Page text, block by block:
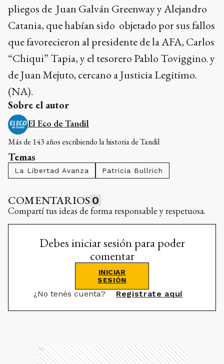
pliegos de Juan Galván Greenway y Alejandro
Catania, que habían sido objetado por sus fallos
que favorecieron al presidente de la AFA, Carlos
“Chiqui” Tapia, y el tesorero Pablo Toviggino. y
de Juan Mejuto, cercano a Justicia Legitimo.
(NA).
Sobre el autor
El Eco de Tandil
Más de 143 años escribiendo la historia de Tandil
Temas
La Libertad Avanza Patricia Bullrich
COMENTARIOS 0
Compartí tus ideas de forma responsable y respetuosa.
Debes iniciar sesión para poder
comentar
INICIAR
SESIÓN
¿No tenés cuenta? Registrate aquí
Ads